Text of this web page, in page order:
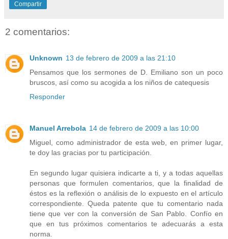
Compartir
2 comentarios:
Unknown 13 de febrero de 2009 a las 21:10
Pensamos que los sermones de D. Emiliano son un poco
bruscos, así como su acogida a los niños de catequesis
Responder
Manuel Arrebola 14 de febrero de 2009 a las 10:00
Miguel, como administrador de esta web, en primer lugar,
te doy las gracias por tu participación.
En segundo lugar quisiera indicarte a ti, y a todas aquellas
personas que formulen comentarios, que la finalidad de
éstos es la reflexión o análisis de lo expuesto en el artículo
correspondiente. Queda patente que tu comentario nada
tiene que ver con la conversión de San Pablo. Confío en
que en tus próximos comentarios te adecuarás a esta
norma.